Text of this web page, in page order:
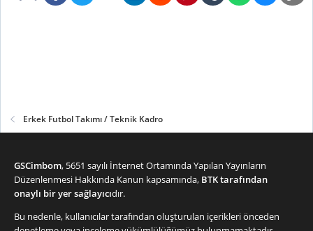
Erkek Futbol Takımı / Teknik Kadro
GSCimbom, 5651 sayılı İnternet Ortamında Yapılan Yayınların
Düzenlenmesi Hakkında Kanun kapsamında, BTK tarafından
onaylı bir yer sağlayıcıdır.
Bu nedenle, kullanıcılar tarafından oluşturulan içerikleri önceden